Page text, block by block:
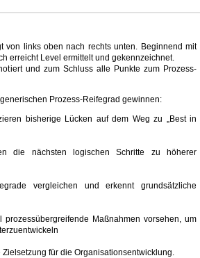
von links oben nach rechts unten. Beginnend mit
erreicht Level ermittelt und gekennzeichnet.
und zum Schluss alle Punkte zum Prozess-
Prozess-Reifegrad gewinnen:
bisherige Lücken auf dem Weg zu „Best in
die nächsten logischen Schritte zu höherer
vergleichen und erkennt grundsätzliche
Maßnahmen vorsehen, um
für die Organisationsentwicklung.